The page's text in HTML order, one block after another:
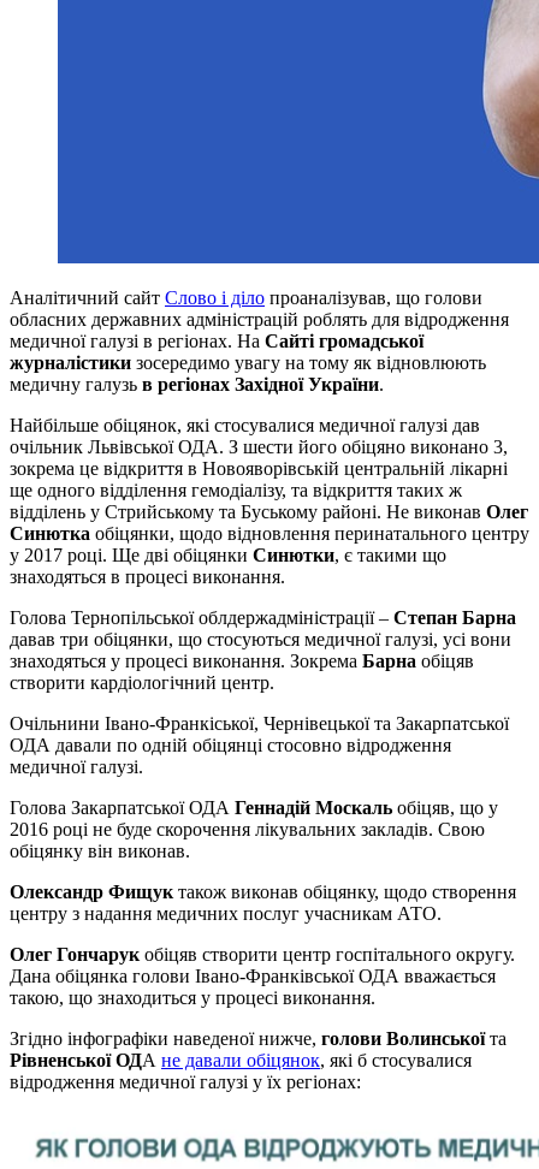
Аналітичний сайт Слово і діло проаналізував, що голови
обласних державних адміністрацій роблять для відродження
медичної галузі в регіонах. На Сайті громадської
журналістики зосередимо увагу на тому як відновлюють
медичну галузь в регіонах Західної України.
Найбільше обіцянок, які стосувалися медичної галузі дав
очільник Львівської ОДА. З шести його обіцяно виконано 3,
зокрема це відкриття в Новояворівській центральній лікарні
ще одного відділення гемодіалізу, та відкриття таких ж
відділень у Стрийському та Буському районі. Не виконав Олег
Синютка обіцянки, щодо відновлення перинатального центру
у 2017 році. Ще дві обіцянки Синютки, є такими що
знаходяться в процесі виконання.
Голова Тернопільської облдержадміністрації – Степан Барна
давав три обіцянки, що стосуються медичної галузі, усі вони
знаходяться у процесі виконання. Зокрема Барна обіцяв
створити кардіологічний центр.
Очільнини Івано-Франкіської, Чернівецької та Закарпатської
ОДА давали по одній обіцянці стосовно відродження
медичної галузі.
Голова Закарпатської ОДА Геннадій Москаль обіцяв, що у
2016 році не буде скорочення лікувальних закладів. Свою
обіцянку він виконав.
Олександр Фищук також виконав обіцянку, щодо створення
центру з надання медичних послуг учасникам АТО.
Олег Гончарук обіцяв створити центр госпітального округу.
Дана обіцянка голови Івано-Франківської ОДА вважається
такою, що знаходиться у процесі виконання.
Згідно інфографіки наведеної нижче, голови Волинськоїта
Рівненської ОДА не давали обіцянок, які б стосувалися
відродження медичної галузі у їх регіонах: